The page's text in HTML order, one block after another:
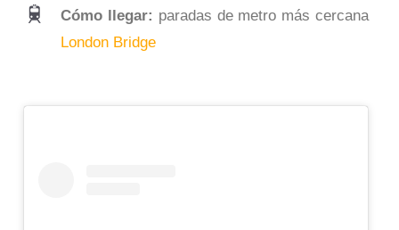
Cómo llegar: paradas de metro más cercana
London Bridge